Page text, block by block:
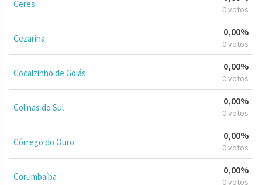
Ceres 0 votos
Cezarina
0,00%
0 votos
Cocalzinho de Goiás
0,00%
0 votos
Colinas do Sul
0,00%
0 votos
Córrego do Ouro
0,00%
0 votos
Corumbaíba
0,00%
0 votos